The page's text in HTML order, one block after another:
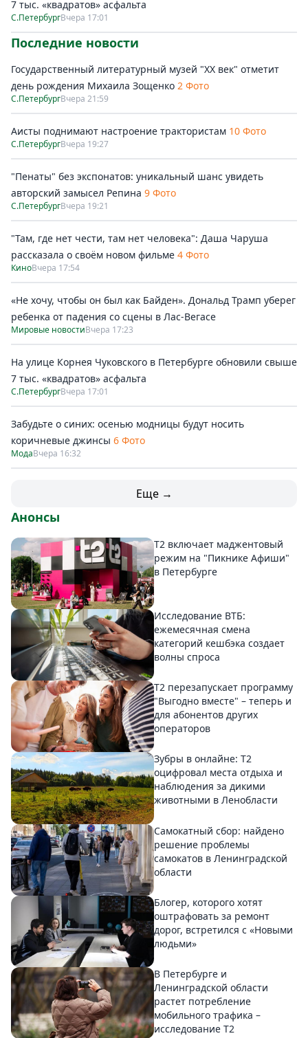
7 тыс. «квадратов» асфальта
С.ПетербургВчера 17:01
Последние новости
Государственный литературный музей "ХХ век" отметит
день рождения Михаила Зощенко 2 Фото
С.ПетербургВчера 21:59
Аисты поднимают настроение трактористам 10 Фото
С.ПетербургВчера 19:27
"Пенаты" без экспонатов: уникальный шанс увидеть
авторский замысел Репина 9 Фото
С.ПетербургВчера 19:21
"Там, где нет чести, там нет человека": Даша Чаруша
рассказала о своём новом фильме 4 Фото
КиноВчера 17:54
«Не хочу, чтобы он был как Байден». Дональд Трамп уберег
ребенка от падения со сцены в Лас-Вегасе
Мировые новостиВчера 17:23
На улице Корнея Чуковского в Петербурге обновили свыше
7 тыс. «квадратов» асфальта
С.ПетербургВчера 17:01
Забудьте о синих: осенью модницы будут носить
коричневые джинсы 6 Фото
МодаВчера 16:32
Еще →
Анонсы
Т2 включает маджентовый
режим на "Пикнике Афиши"
в Петербурге
Исследование ВТБ:
ежемесячная смена
категорий кешбэка создает
волны спроса
Т2 перезапускает программу
"Выгодно вместе" – теперь и
для абонентов других
операторов
Зубры в онлайне: Т2
оцифровал места отдыха и
наблюдения за дикими
животными в Ленобласти
Самокатный сбор: найдено
решение проблемы
самокатов в Ленинградской
области
Блогер, которого хотят
оштрафовать за ремонт
дорог, встретился с «Новыми
людьми»
В Петербурге и
Ленинградской области
растет потребление
мобильного трафика –
исследование T2